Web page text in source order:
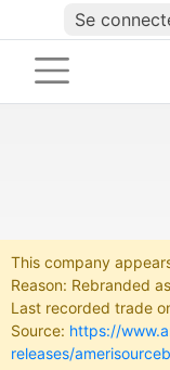
Se
This company
Reason: Rebranded
Last recorded trade
Source: https://
releases/